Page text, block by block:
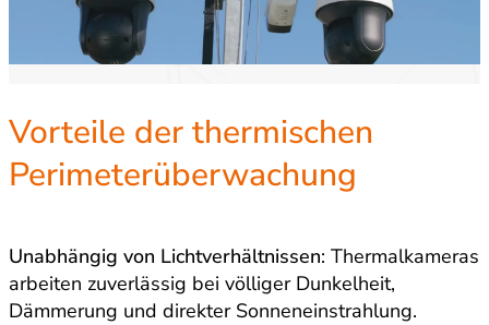
Vorteile der thermischen
Perimeterüberwachung
Unabhängig von Lichtverhältnissen: Thermalkameras
arbeiten zuverlässig bei völliger Dunkelheit,
Dämmerung und direkter Sonneneinstrahlung.